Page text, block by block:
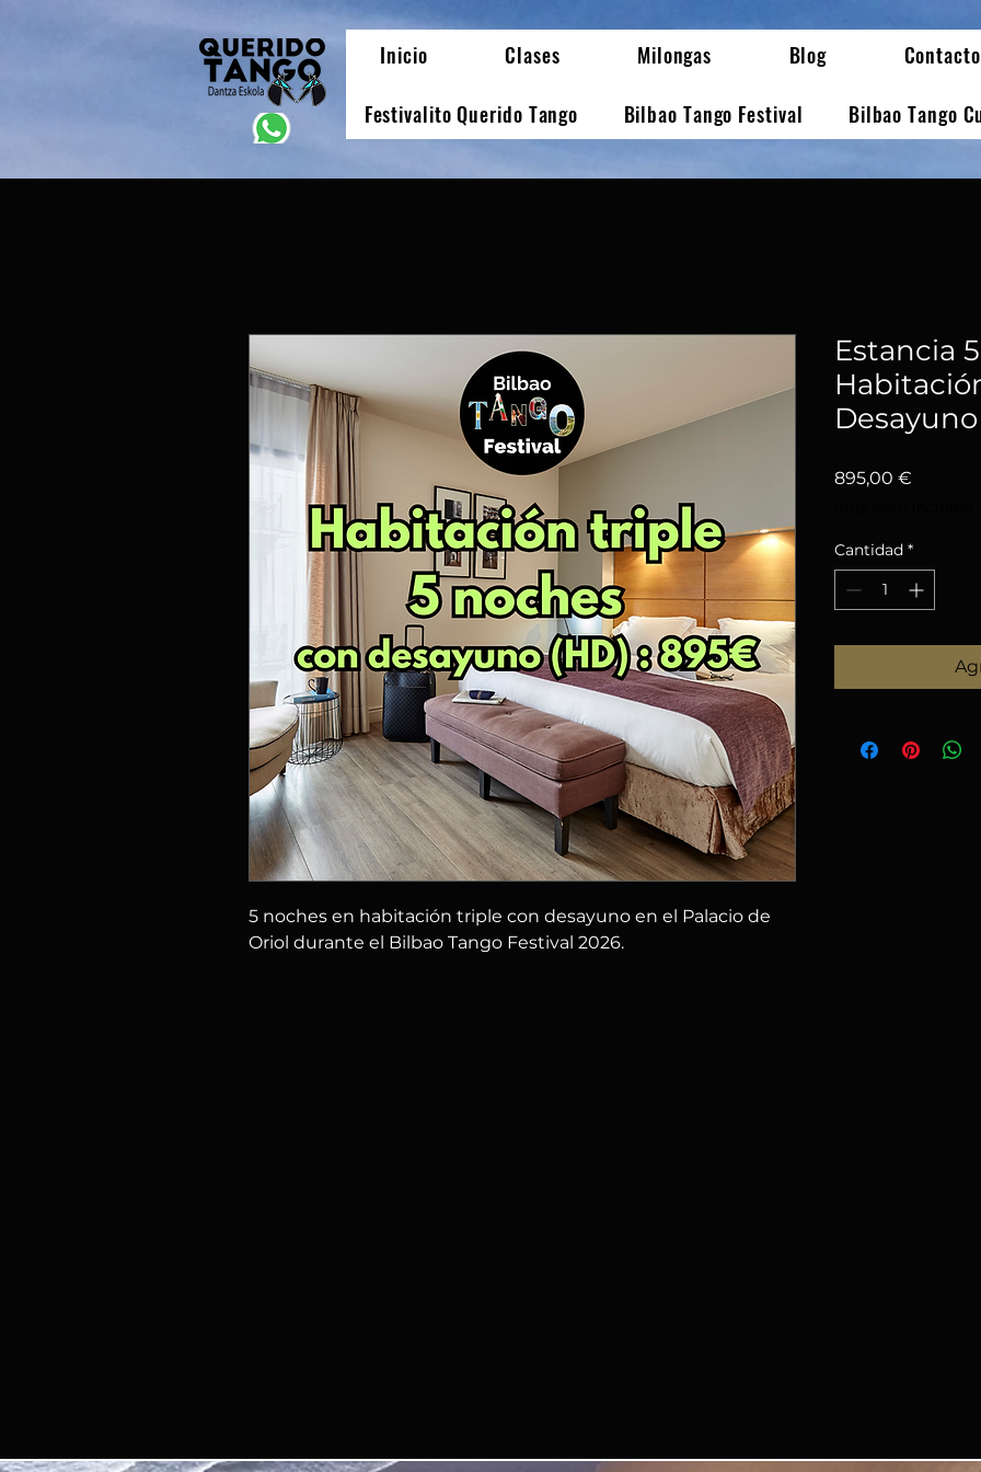
Inicio Clases Milongas Blog Contacto
Festivalito Querido Tango Bilbao Tango Festival Bilbao Tango
5 noches en habitación triple con desayuno en el Palacio de
Oriol durante el Bilbao Tango Festival 2026.
Estancia
895,00 €
Cantidad *